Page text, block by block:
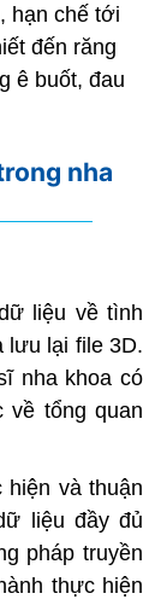
hạn chế tới
đến răng
ê buốt, đau
nha
liệu về tình
lưu lại file 3D.
nha khoa có
về tổng quan
và thuận
liệu đầy đủ
pháp truyền
thực hiện